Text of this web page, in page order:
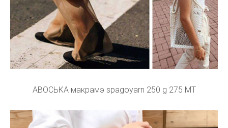
АВОСЬКА макрамэ spagoyarn 250 g 275 MT